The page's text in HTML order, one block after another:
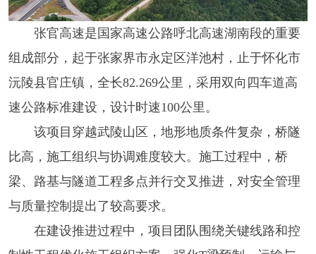
张官高速是国家高速公路呼北高速湖南段的重要
组成部分，起于张家界市永定区洋池村，止于怀化市
沅陵县官庄镇，全长82.269公里，采用双向四车道高
速公路标准建设，设计时速100公里。
该项目穿越武陵山区，地形地质条件复杂，桥隧
比高，施工组织与协调难度较大。施工过程中，桥
梁、路基与隧道工程多点并行交叉推进，对安全管理
与质量控制提出了较高要求。
在建设推进过程中，项目团队围绕关键线路和控